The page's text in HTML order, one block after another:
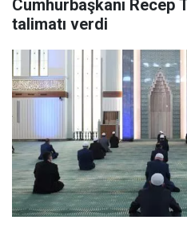
Cumhurbaşkanı Recep
talimatı verdi